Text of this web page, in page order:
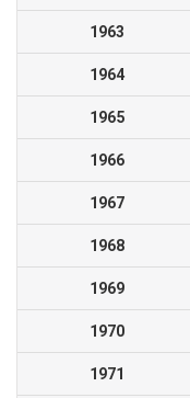
1963
1964
1965
1966
1967
1968
1969
1970
1971